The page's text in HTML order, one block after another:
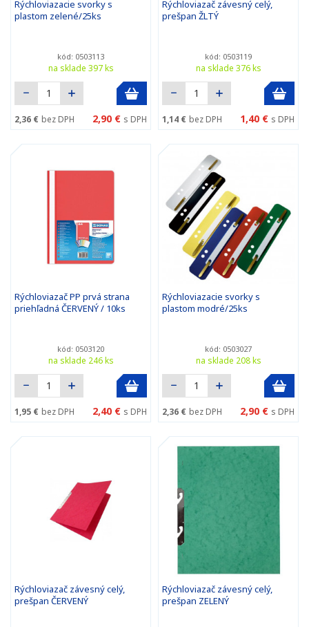
Rýchloviazacie svorky s
plastom zelené/25ks
kód: 0503113
na sklade 397 ks
2,36 € bez DPH 2,90 € s DPH
Rýchloviazač závesný celý,
prešpan ŽLTÝ
kód: 0503119
na sklade 376 ks
1,14 € bez DPH 1,40 € s DPH
Rýchloviazač PP prvá strana
priehľadná ČERVENÝ / 10ks
kód: 0503120
na sklade 246 ks
1,95 € bez DPH 2,40 € s DPH
Rýchloviazacie svorky s
plastom modré/25ks
kód: 0503027
na sklade 208 ks
2,36 € bez DPH 2,90 € s DPH
Rýchloviazač závesný celý,
prešpan ČERVENÝ
Rýchloviazač závesný celý,
prešpan ZELENÝ